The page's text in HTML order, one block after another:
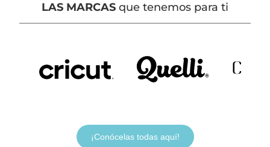
LAS MARCAS que tenemos para ti
¡Conócelas todas aquí!